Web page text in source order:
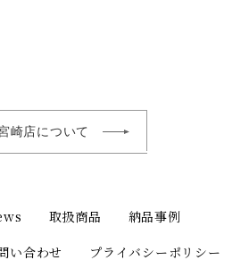
崎店について
取扱商品
納品事例
い合わせ プライバシーポリシー